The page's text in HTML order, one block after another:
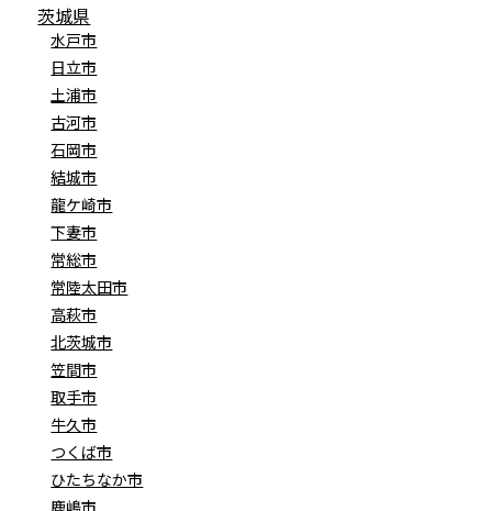
茨城県
水戸市
日立市
土浦市
古河市
石岡市
結城市
龍ケ崎市
下妻市
常総市
常陸太田市
高萩市
北茨城市
笠間市
取手市
牛久市
つくば市
ひたちなか市
鹿嶋市